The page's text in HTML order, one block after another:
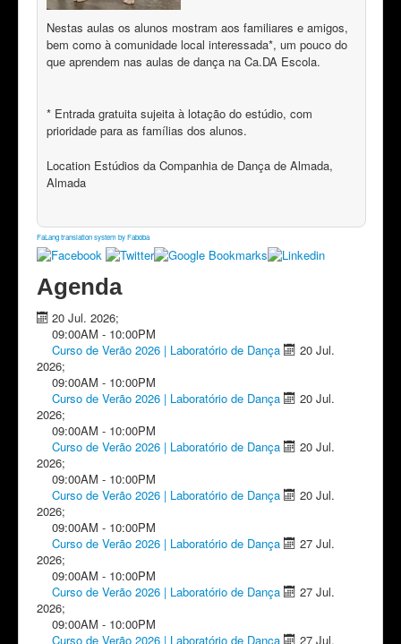
Nestas aulas os alunos mostram aos familiares e amigos,
bem como à comunidade local interessada*, um pouco do
que aprendem nas aulas de dança na Ca.DA Escola.
* Entrada gratuita sujeita à lotação do estúdio, com
prioridade para as famílias dos alunos.
Location Estúdios da Companhia de Dança de Almada,
Almada
FaLang translation system by Faboba
Agenda
20 Jul. 2026;
09:00AM - 10:00PM
Curso de Verão 2026 | Laboratório de Dança
20 Jul.
2026;
09:00AM - 10:00PM
Curso de Verão 2026 | Laboratório de Dança
20 Jul.
2026;
09:00AM - 10:00PM
Curso de Verão 2026 | Laboratório de Dança
20 Jul.
2026;
09:00AM - 10:00PM
Curso de Verão 2026 | Laboratório de Dança
20 Jul.
2026;
09:00AM - 10:00PM
Curso de Verão 2026 | Laboratório de Dança
27 Jul.
2026;
09:00AM - 10:00PM
Curso de Verão 2026 | Laboratório de Dança
27 Jul.
2026;
09:00AM - 10:00PM
Curso de Verão 2026 | Laboratório de Dança
27 Jul.